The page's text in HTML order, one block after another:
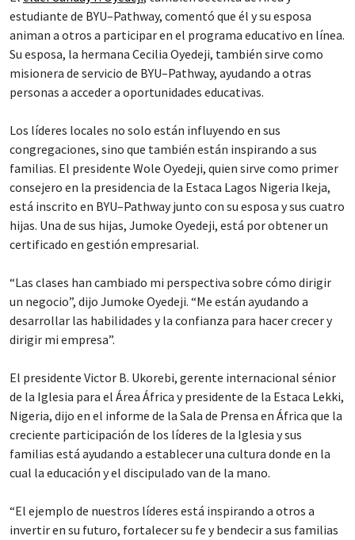
estudiante de BYU–Pathway, comentó que él y su esposa
animan a otros a participar en el programa educativo en línea.
Su esposa, la hermana Cecilia Oyedeji, también sirve como
misionera de servicio de BYU–Pathway, ayudando a otras
personas a acceder a oportunidades educativas.
Los líderes locales no solo están influyendo en sus
congregaciones, sino que también están inspirando a sus
familias. El presidente Wole Oyedeji, quien sirve como primer
consejero en la presidencia de la Estaca Lagos Nigeria Ikeja,
está inscrito en BYU–Pathway junto con su esposa y sus cuatro
hijas. Una de sus hijas, Jumoke Oyedeji, está por obtener un
certificado en gestión empresarial.
“Las clases han cambiado mi perspectiva sobre cómo dirigir
un negocio”, dijo Jumoke Oyedeji. “Me están ayudando a
desarrollar las habilidades y la confianza para hacer crecer y
dirigir mi empresa”.
El presidente Victor B. Ukorebi, gerente internacional sénior
de la Iglesia para el Área África y presidente de la Estaca Lekki,
Nigeria, dijo en el informe de la Sala de Prensa en África que la
creciente participación de los líderes de la Iglesia y sus
familias está ayudando a establecer una cultura donde en la
cual la educación y el discipulado van de la mano.
“El ejemplo de nuestros líderes está inspirando a otros a
invertir en su futuro, fortalecer su fe y bendecir a sus familias